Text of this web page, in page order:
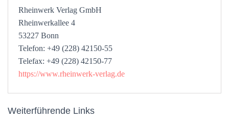
Rheinwerk Verlag GmbH
Rheinwerkallee 4
53227 Bonn
Telefon: +49 (228) 42150-55
Telefax: +49 (228) 42150-77
https://www.rheinwerk-verlag.de
Weiterführende Links